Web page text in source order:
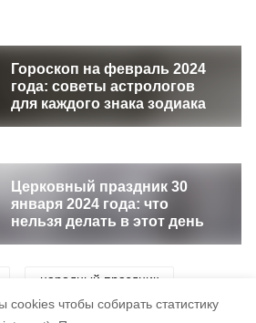
cookies чтобы собирать статистику
Гороскоп на февраль 2024
года: советы астрологов
для каждого знака зодиака
Церковный праздник 30
января 2024 года: что
нельзя делать в этот день
народный праздник